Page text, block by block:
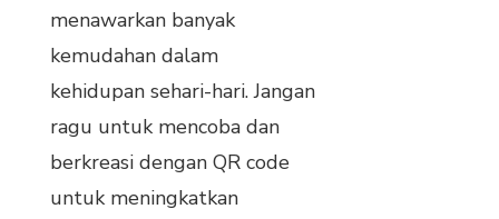
menawarkan banyak
kemudahan dalam
kehidupan sehari-hari. Jangan
ragu untuk mencoba dan
berkreasi dengan QR code
untuk meningkatkan